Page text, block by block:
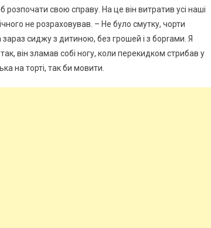
свою справу. На це він витратив усі наші
не розраховував. – Не було смутку, чорти
сиджу з дитиною, без грошей і з борrами. Я
він зламав собі ногу, коли перекидком стрибав у
на торті, так би мовити.